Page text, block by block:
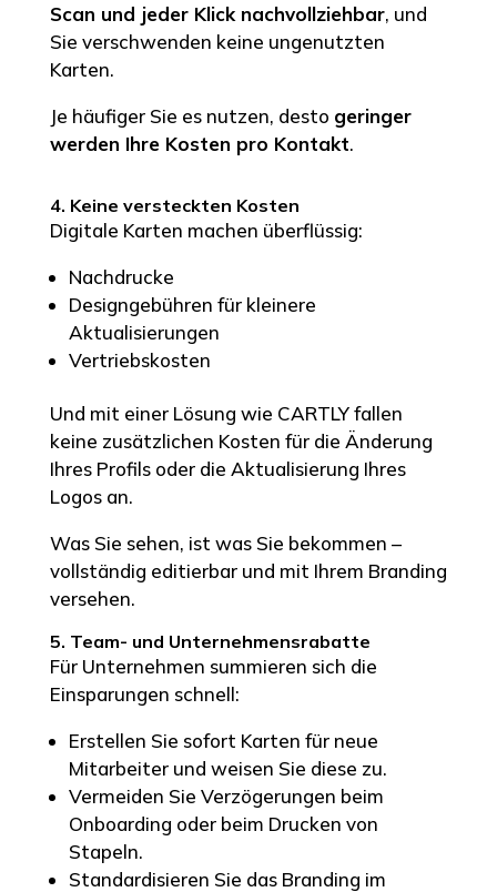
Scan und jeder Klick nachvollziehbar, und
Sie verschwenden keine ungenutzten
Karten.
Je häufiger Sie es nutzen, desto geringer
werden Ihre Kosten pro Kontakt.
4. Keine versteckten Kosten
Digitale Karten machen überflüssig:
Nachdrucke
Designgebühren für kleinere
Aktualisierungen
Vertriebskosten
Und mit einer Lösung wie CARTLY fallen
keine zusätzlichen Kosten für die Änderung
Ihres Profils oder die Aktualisierung Ihres
Logos an.
Was Sie sehen, ist was Sie bekommen –
vollständig editierbar und mit Ihrem Branding
versehen.
5. Team- und Unternehmensrabatte
Für Unternehmen summieren sich die
Einsparungen schnell:
Erstellen Sie sofort Karten für neue
Mitarbeiter und weisen Sie diese zu.
Vermeiden Sie Verzögerungen beim
Onboarding oder beim Drucken von
Stapeln.
Standardisieren Sie das Branding im